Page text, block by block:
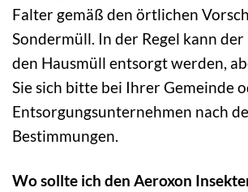
Falter gemäß den örtlichen
Sondermüll. In der Regel kann
den Hausmüll entsorgt werden,
Sie sich bitte bei Ihrer Gemeinde
Entsorgungsunternehmen nach
Bestimmungen.
Wo sollte ich den Aeroxon